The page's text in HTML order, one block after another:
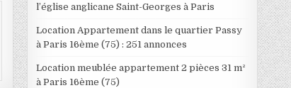
l’église anglicane Saint-Georges à Paris
Location Appartement dans le quartier Passy
à Paris 16ème (75) : 251 annonces
Location meublée appartement 2 pièces 31 m²
à Paris 16ème (75)